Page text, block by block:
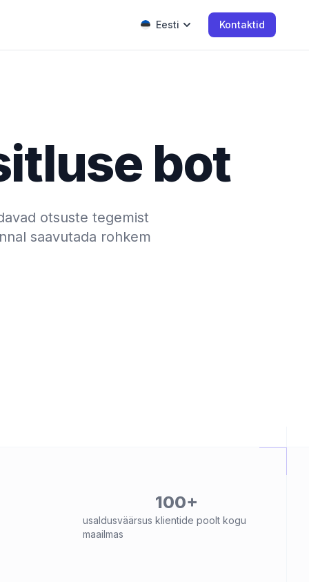
Eesti Kontaktid
bot
otsuste tegemist
saavutada rohkem
100+
usaldusväärsus klientide poolt kogu
maailmas